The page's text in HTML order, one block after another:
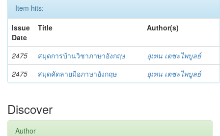
Item hits:
Issue
Date
Title Author(s)
2475 สมุดการบ้านวิชาภาษาอังกฤษ
อุเทน เตชะไพบูลย์
2475
สมุดคัดลายมือภาษาอังกฤษ อุเทน เตชะไพบูลย์
Discover
Author